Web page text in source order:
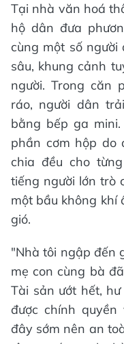
Tại nhà văn hoá
hộ dân đưa
cùng một số
sâu, khung cảnh
người. Trong căn
ráo, người dân
bằng bếp ga
phần cơm hộp do
chia đều cho
tiếng người lớn trò
một bầu không khí
gió.
"Nhà tôi ngập đến
mẹ con cùng bà
Tài sản ướt hết,
được chính
đây sớm nên an